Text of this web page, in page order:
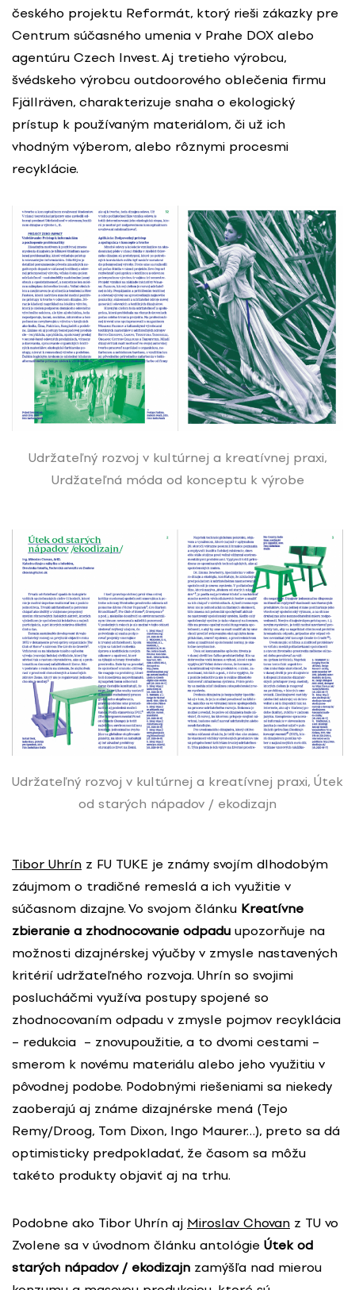
českého projektu Reformát, ktorý rieši zákazky pre
Centrum súčasného umenia v Prahe DOX alebo
agentúru Czech Invest. Aj tretieho výrobcu,
švédskeho výrobcu outdoorového oblečenia firmu
Fjällräven, charakterizuje snaha o ekologický
prístup k používaným materiálom, či už ich
vhodným výberom, alebo rôznymi procesmi
recyklácie.
Udržateľný rozvoj v kultúrnej a kreatívnej praxi,
Urdžateľná móda od konceptu k výrobe
Udržateľný rozvoj v kultúrnej a kreatívnej praxi, Útek
od starých nápadov / ekodizajn
Tibor Uhrín z FU TUKE je známy svojím dlhodobým
záujmom o tradičné remeslá a ich využitie v
súčasnom dizajne. Vo svojom článku Kreatívne
zbieranie a zhodnocovanie odpadu upozorňuje na
možnosti dizajnérskej výučby v zmysle nastavených
kritérií udržateľného rozvoja. Uhrín so svojimi
poslucháčmi využíva postupy spojené so
zhodnocovaním odpadu v zmysle pojmov recyklácia
– redukcia – znovupoužitie, a to dvomi cestami –
smerom k novému materiálu alebo jeho využitiu v
pôvodnej podobe. Podobnými riešeniami sa niekedy
zaoberajú aj známe dizajnérske mená (Tejo
Remy/Droog, Tom Dixon, Ingo Maurer…), preto sa dá
optimisticky predpokladať, že časom sa môžu
takéto produkty objaviť aj na trhu.
Podobne ako Tibor Uhrín aj Miroslav Chovan z TU vo
Zvolene sa v úvodnom článku antológie Útek od
starých nápadov / ekodizajn zamýšľa nad mierou